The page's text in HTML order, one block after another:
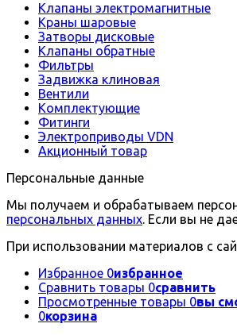
Клапаны электромагнитные
Краны шаровые
Затворы дисковые
Клапаны обратные
Фильтры
Задвижка клиновая
Вентили
Комплектующие
Фитинги
Электроприводы VDN
Акционный товар
Персональные данные
Мы получаем и обрабатываем
персональных данных. Если вы не
При использовании материалов с
Избранное 0избранное
Сравнить товары 0сравнить
Просмотренные товары 0вы
0корзина